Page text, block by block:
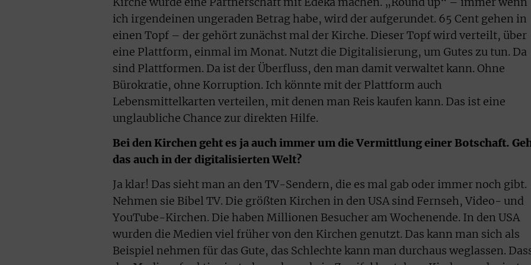
ich irgendeinen ungeraden Betrag habe, wird der aufgerundet. 65 Cent gehen in
einen Topf – der gehört zunächst mal der Kirche. Dieser Topf wird verteilt, über
eine Plattform, einmal im Monat. Nutzt die Digitalisierung, um Gutes zu tun. Da
sind Plattformen. Da ist der Überfluss, den man damit verwaltet kann. Ohne
Bürokratie, ohne Korruption. Ich könnte mit der Plattform auch
Lebensmittelkarten verteilen, mit denen man Reis kaufen kann. Das ist eine
unglaubliche Chance zur direkten Hilfe.
Bei den Kirchen geht es ja auch immer um die Vermittlung einer Botschaft.
das auch in der digitalisierten Welt?
Ja klar! Das sieht man an den TV-Sendern, die es mal gab oder immer noch gibt.
Nehmen sie Bibel TV. Die größten Kirchen in den USA sind Fernseh, Video- und
YouTube-Kirchen. Die haben Millionen Besucher am Wochenende. In den USA
wurden die Medien viel früher von den Kirchen genutzt. Das kann man sich als
Beispiel nehmen für das Gute, das Schlechte kann man durchaus weglassen.